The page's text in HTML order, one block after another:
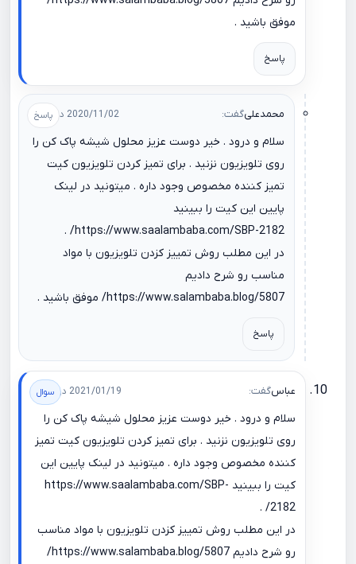
موفق باشید .
پاسخ
محمدعلیگفت: 2020/11/02 در 10:42
سلام و درود . خیر دوست عزیز محلول شیشه پاک کن را
روی تلویزیون نزنید . برای تمیز کردن تلویزیون کیت
تمیز کننده مخصوص وجود داره . میتونید در لینک
پایین این کیت را ببینید
https://www.saalambaba.com/SBP-2182/
.
در این مطلب روش تمییز کزدن تلویزیون با مواد
مناسب رو شرح دادیم
https://www.salambaba.blog/5807/ موفق باشید .
پاسخ
عباسگفت: 2021/01/19 در 16:43
سلام و درود . خیر دوست عزیز محلول شیشه پاک کن را
روی تلویزیون نزنید . برای تمیز کردن تلویزیون کیت تمیز
کننده مخصوص وجود داره . میتونید در لینک پایین این
کیت را ببینید https://www.saalambaba.com/SBP-
2182/
.
در این مطلب روش تمییز کزدن تلویزیون با مواد مناسب
رو شرح دادیم https://www.salambaba.blog/5807/